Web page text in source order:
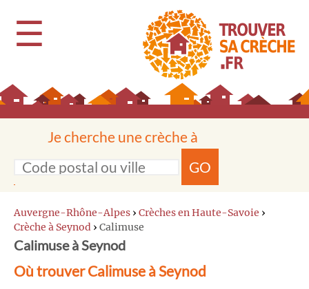
☰
Je cherche une crèche à
GO
Auvergne-Rhône-Alpes › Crèches en Haute-Savoie ›
Crèche à Seynod › Calimuse
Calimuse à Seynod
Où trouver Calimuse à Seynod